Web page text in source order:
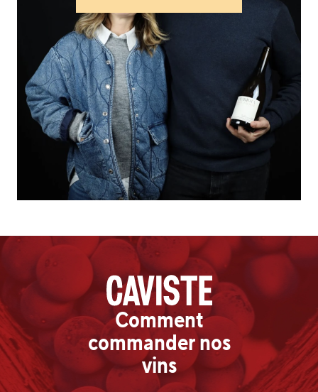
(LA MARIOTA)
Comment
commander nos
vins